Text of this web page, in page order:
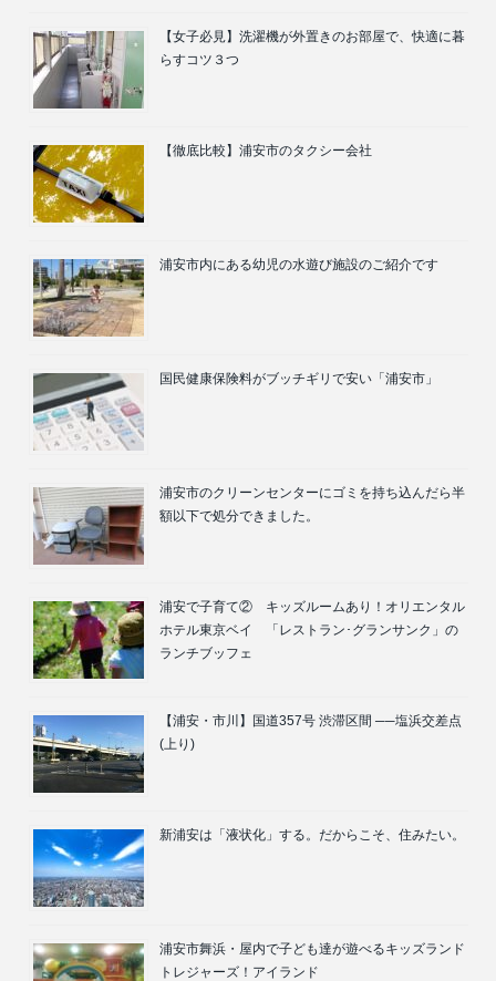
【女子必見】洗濯機が外置きのお部屋で、快適に暮
らすコツ３つ
【徹底比較】浦安市のタクシー会社
浦安市内にある幼児の水遊び施設のご紹介です
国民健康保険料がブッチギリで安い「浦安市」
浦安市のクリーンセンターにゴミを持ち込んだら半
額以下で処分できました。
浦安で子育て② キッズルームあり！オリエンタル
ホテル東京ベイ 「レストラン･グランサンク」の
ランチブッフェ
【浦安・市川】国道357号 渋滞区間 ──塩浜交差点
(上り)
新浦安は「液状化」する。だからこそ、住みたい。
浦安市舞浜・屋内で子ども達が遊べるキッズランド
トレジャーズ！アイランド